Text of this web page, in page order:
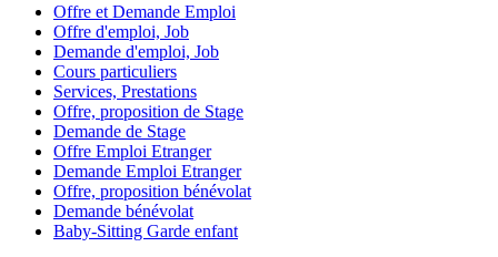
Offre et Demande Emploi
Offre d'emploi, Job
Demande d'emploi, Job
Cours particuliers
Services, Prestations
Offre, proposition de Stage
Demande de Stage
Offre Emploi Etranger
Demande Emploi Etranger
Offre, proposition bénévolat
Demande bénévolat
Baby-Sitting Garde enfant